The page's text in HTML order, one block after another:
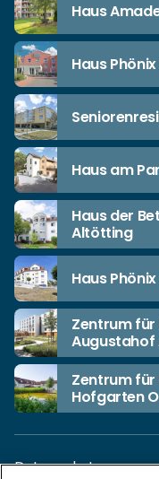
Haus
Haus
Haus am
Haus der
Altötting
Haus
Zentrum für
Augustahof
Zentrum für
Hofgarten
Datenschutz